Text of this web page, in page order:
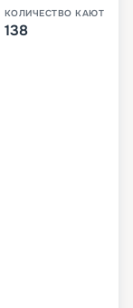
КОЛИЧЕСТВО КАЮТ
138